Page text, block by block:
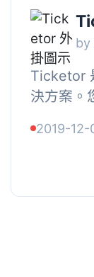
by
Ticketor
決方案。
能。, 請
2019-12-